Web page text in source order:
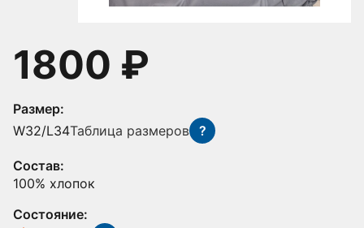
1800 ₽
Размер:
W32/L34Таблица размеров ?
Состав:
100% хлопок
Состояние: